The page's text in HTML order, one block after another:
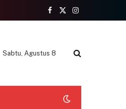
Facebook
X
Instagram
Sabtu, Agustus 8